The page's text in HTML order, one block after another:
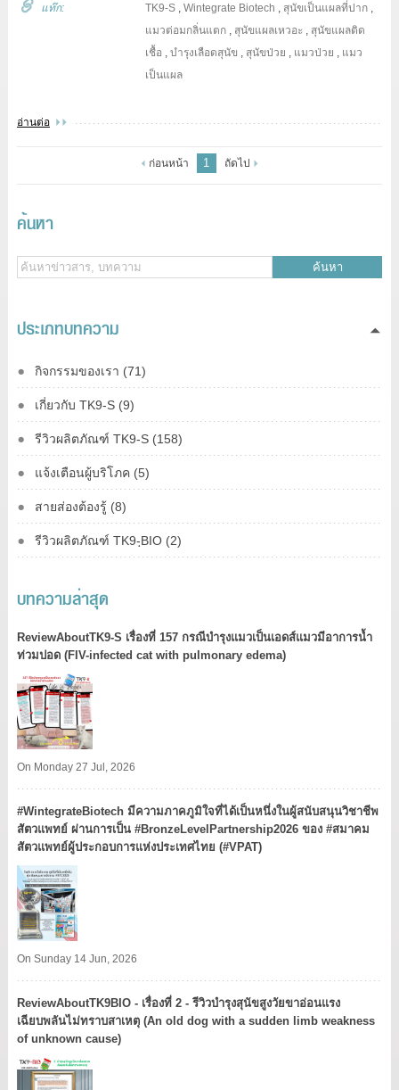
แท๊ก: TK9-S ,Wintegrate Biotech , สุนัขเป็นแผลที่ปาก ,
แมวต่อมกลิ่นแตก , สุนัขแผลเหวอะ , สุนัขแผลติด
เชื้อ ,บำรุงเลือดสุนัข , สุนัขป่วย , แมวป่วย , แมว
เป็นแผล
อ่านต่อ
ก่อนหน้า 1 ถัดไป
ค้นหา
ค้นหา
ประเภทบทความ
กิจกรรมของเรา (71)
เกี่ยวกับ TK9-S (9)
รีวิวผลิตภัณฑ์ TK9-S (158)
แจ้งเตือนผู้บริโภค (5)
สายส่องต้องรู้ (8)
รีวิวผลิตภัณฑ์ TK9-ฺBIO (2)
บทความล่าสุด
ReviewAboutTK9-S เรื่องที่ 157 กรณีบำรุงแมวเป็นเอดส์แมวมีอาการน้ำ
ท่วมปอด (FIV-infected cat with pulmonary edema)
On Monday 27 Jul, 2026
#WintegrateBiotech มีความภาคภูมิใจที่ได้เป็นหนึ่งในผู้สนับสนุนวิชาชีพ
สัตวแพทย์ ผ่านการเป็น #BronzeLevelPartnership2026 ของ #สมาคม
สัตวแพทย์ผู้ประกอบการแห่งประเทศไทย (#VPAT)
On Sunday 14 Jun, 2026
ReviewAboutTK9BIO - เรื่องที่ 2 - รีวิวบำรุงสุนัขสูงวัยขาอ่อนแรง
เฉียบพลันไม่ทราบสาเหตุ (An old dog with a sudden limb weakness
of unknown cause)